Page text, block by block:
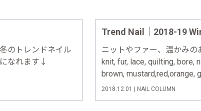
のトレンドネイル
なれます↓
Trend Nail｜2018-19
ニットやファー、温かみ
knit, fur, lace, quilting, bore,
brown, mustard,red,orange,
2018.12.01 | NAIL COLUMN